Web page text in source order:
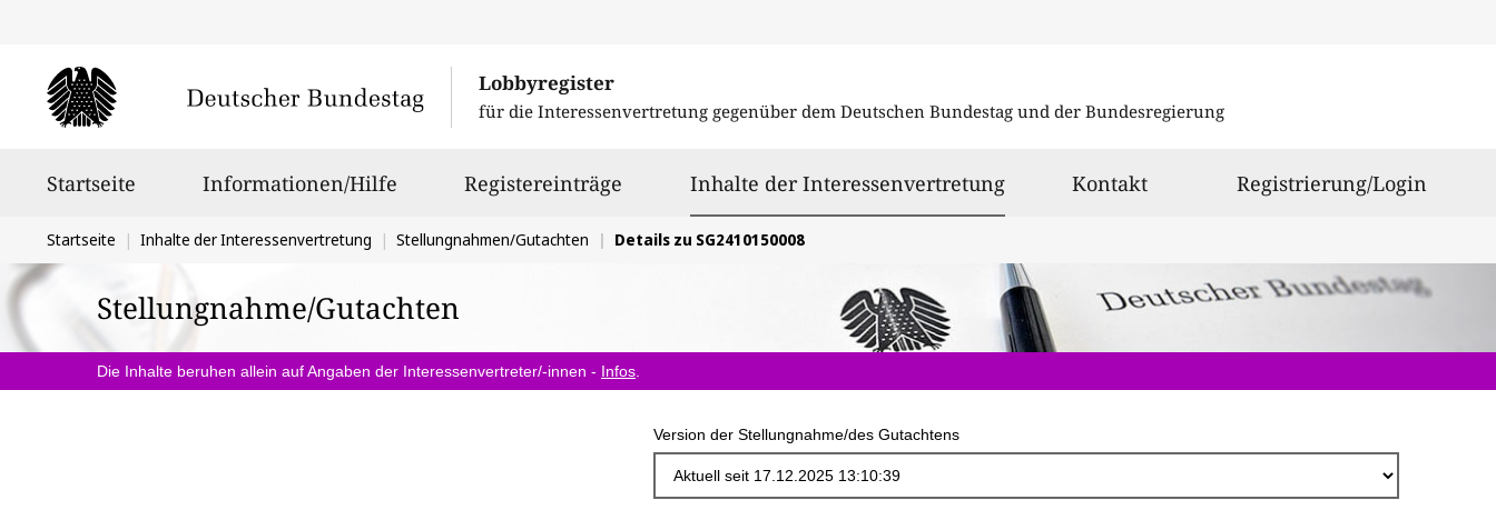
Lobbyregister
für die Interessenvertretung gegenüber dem Deutschen Bundestag und der Bundesregierung
Startseite Informationen/Hilfe Registereinträge Inhalte der Interessenvertretungausgewählt
Kontakt Registrierung/Login
Sie
befinden
sich
hier:
Startseite Inhalte der Interessenvertretung Stellungnahmen/Gutachten Details zu SG2410150008
Stellungnahme/Gutachten
Die Inhalte beruhen allein auf Angaben der Interessenvertreter/-innen - Infos
Version der Stellungnahme/des Gutachtens